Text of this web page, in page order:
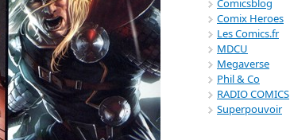
Comicsblog
Comix Heroes
Les Comics.fr
MDCU
Megaverse
Phil & Co
RADIO COMICS
Superpouvoir